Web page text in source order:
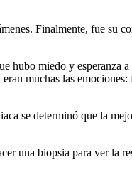
Finalmente, fue su
hubo miedo y esperanza
eran muchas las
se determinó que la
una biopsia para ver la